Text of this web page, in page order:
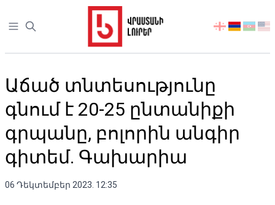
Open sidebar
აირჩიეთ
Աճած տնտեսությունը
գնում է 20-25 ընտանիքի
գրպանը, բոլորին անգիր
գիտեմ. Գախարիա
06 Դեկտեմբեր 2023. 12:35